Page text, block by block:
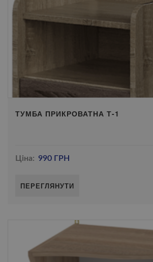
ТУМБА ПРИКРОВАТНА Т-1
Ціна: 990 ГРН
ПЕРЕГЛЯНУТИ